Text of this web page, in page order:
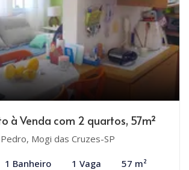
à Venda com 2 quartos, 57m²
Pedro, Mogi das Cruzes-SP
1 Banheiro 1 Vaga 57 m²